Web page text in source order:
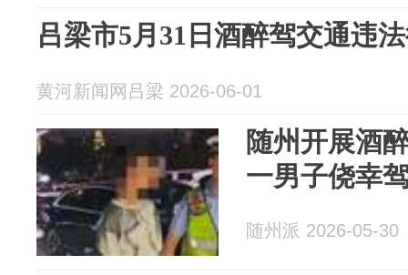
吕梁市5月31日酒醉驾交通违
黄河新闻网吕梁 2026-06-01
随州开展酒
一男子侥幸
随州派 2026-05-30